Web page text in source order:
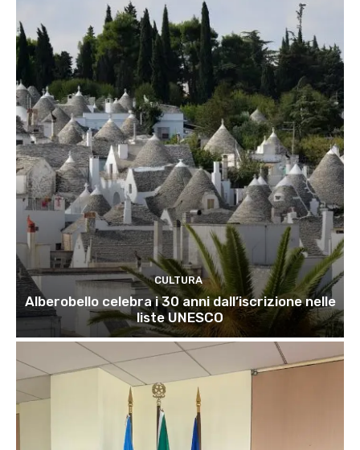
CULTURA
Alberobello celebra i 30 anni dall’iscrizione nelle
liste UNESCO